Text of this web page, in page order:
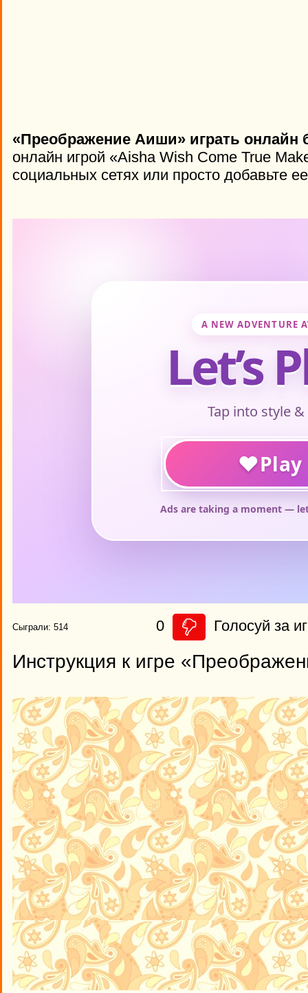
«Преображение Аиши» играть онлайн
онлайн игрой «Aisha Wish Come True
социальных сетях или просто добавьте
Сыграли: 514 0 Голосуй за
Инструкция к игре